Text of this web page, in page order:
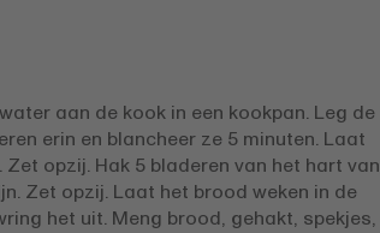
aan de kook in een kookpan. Leg de
erin en blancheer ze 5 minuten. Laat
Zet opzij. Hak 5 bladeren van het hart van
Zet opzij. Laat het brood weken in de
het uit. Meng brood, gehakt, spekjes,